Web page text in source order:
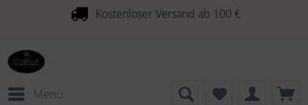
Kostenloser Versand ab 100 €
Menü